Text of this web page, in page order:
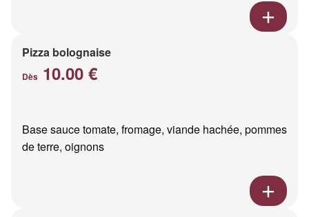
Pizza bolognaise
Dès 10.00 €
Base sauce tomate, fromage, viande hachée, pommes
de terre, oignons